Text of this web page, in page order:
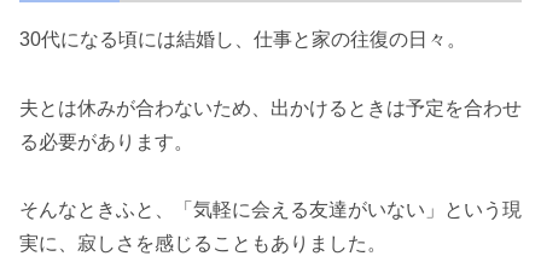
30代になる頃には結婚し、仕事と家の往復の日々。
夫とは休みが合わないため、出かけるときは予定を合わせ
る必要があります。
そんなときふと、「気軽に会える友達がいない」という現
実に、寂しさを感じることもありました。